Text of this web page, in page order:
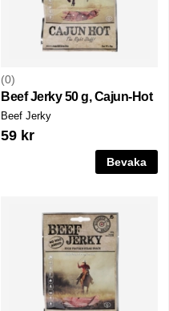
0
Beef Jerky 50 g, Cajun-Hot
Beef Jerky
59 kr
Bevaka